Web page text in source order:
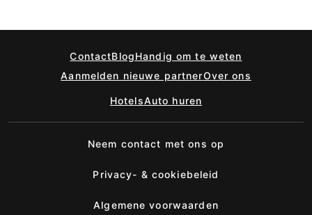
ContactBlogHandig om te weten
Aanmelden nieuwe partnerOver ons
HotelsAuto huren
Neem contact met ons op
Privacy- & cookiebeleid
Algemene voorwaarden